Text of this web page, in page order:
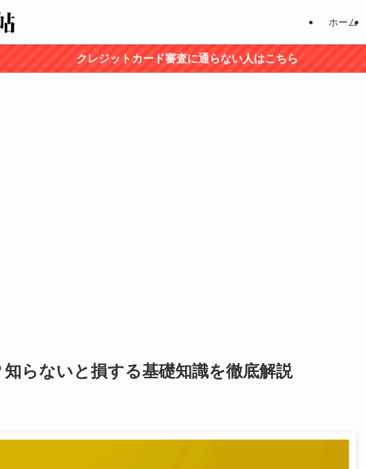
ホーム
クレジットカード審査に通らない人はこちら
らないと損する基礎知識を徹底解説